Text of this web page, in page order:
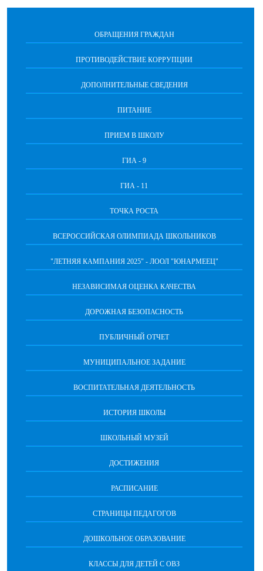
ОБРАЩЕНИЯ ГРАЖДАН
ПРОТИВОДЕЙСТВИЕ КОРРУПЦИИ
ДОПОЛНИТЕЛЬНЫЕ СВЕДЕНИЯ
ПИТАНИЕ
ПРИЕМ В ШКОЛУ
ГИА - 9
ГИА - 11
ТОЧКА РОСТА
ВСЕРОССИЙСКАЯ ОЛИМПИАДА ШКОЛЬНИКОВ
"ЛЕТНЯЯ КАМПАНИЯ 2025" - ЛООЛ "ЮНАРМЕЕЦ"
НЕЗАВИСИМАЯ ОЦЕНКА КАЧЕСТВА
ДОРОЖНАЯ БЕЗОПАСНОСТЬ
ПУБЛИЧНЫЙ ОТЧЕТ
МУНИЦИПАЛЬНОЕ ЗАДАНИЕ
ВОСПИТАТЕЛЬНАЯ ДЕЯТЕЛЬНОСТЬ
ИСТОРИЯ ШКОЛЫ
ШКОЛЬНЫЙ МУЗЕЙ
ДОСТИЖЕНИЯ
РАСПИСАНИЕ
СТРАНИЦЫ ПЕДАГОГОВ
ДОШКОЛЬНОЕ ОБРАЗОВАНИЕ
КЛАССЫ ДЛЯ ДЕТЕЙ С ОВЗ